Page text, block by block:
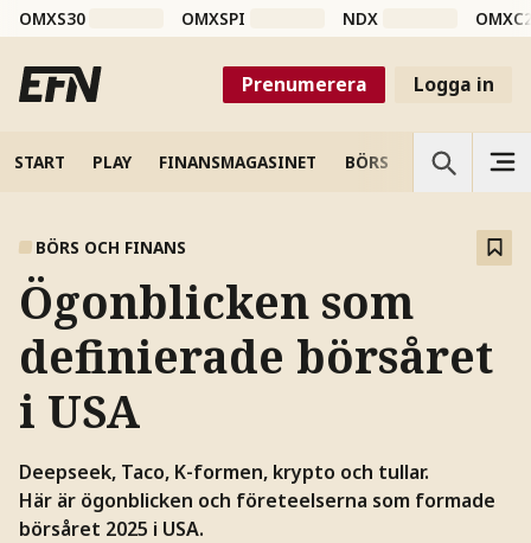
OMXS30 OMXSPI NDX
Prenumerera Logga in
START PLAY FINANSMAGASINET BÖRS VETENSKAP
BÖRS OCH FINANS
Ögonblicken som
definierade börsåret
i USA
Deepseek, Taco, K-formen, krypto och tullar.
Här är ögonblicken och företeelserna som formade
börsåret 2025 i USA.